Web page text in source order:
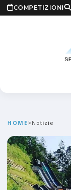
COMPETIZIONI
HOME > Notizie